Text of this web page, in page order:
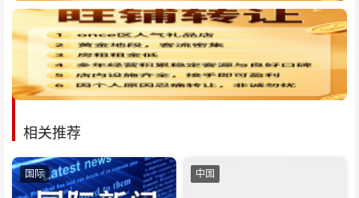
相关推荐
国际 中国